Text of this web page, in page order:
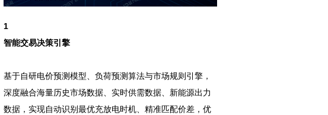
1
智能交易决策引擎
基于自研电价预测模型、负荷预测算法与市场规则引擎，
深度融合海量历史市场数据、实时供需数据、新能源出力
数据，实现自动识别最优充放电时机、精准匹配价差，优